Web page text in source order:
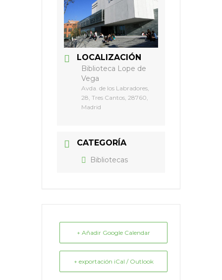
LOCALIZACIÓN
Biblioteca Lope de
Vega
Avda. de los Labradores,
28, Tres Cantos, 28760,
Madrid
CATEGORÍA
Bibliotecas
+ Añadir Google Calendar
+ exportación iCal / Outlook